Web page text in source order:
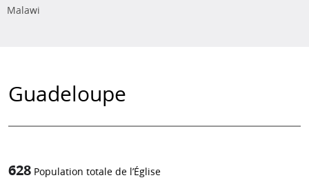
Malawi
Guadeloupe
628 Population totale de l’Église